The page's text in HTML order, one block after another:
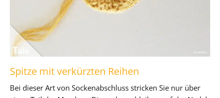
Spitze mit verkürzten Reihen
Bei dieser Art von Sockenabschluss stricken Sie nur über